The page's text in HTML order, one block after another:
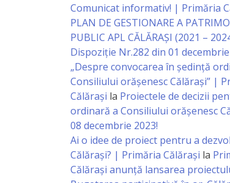
Comunicat informativ! | Primăria
PLAN DE GESTIONARE A
PUBLIC APL CĂLĂRAȘI (2021 –
Dispoziție Nr.282 din 01
„Despre convocarea în ședință
Consiliului orășenesc Călărași” |
Călărași la Proiectele de decizii
ordinară a Consiliului orășenesc
08 decembrie 2023!
Ai o idee de proiect pentru a
Călărași? | Primăria Călărași la
Călărași anunță lansarea